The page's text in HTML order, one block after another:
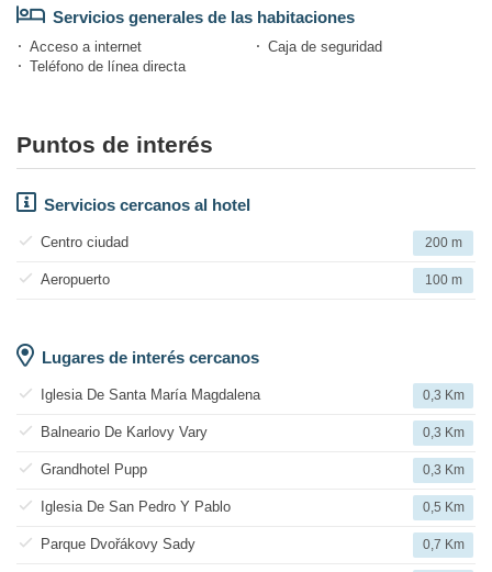
Servicios generales de las habitaciones
Acceso a internet
Caja de seguridad
Teléfono de línea directa
Puntos de interés
Servicios cercanos al hotel
Centro ciudad 200 m
Aeropuerto 100 m
Lugares de interés cercanos
Iglesia De Santa María Magdalena 0,3 Km
Balneario De Karlovy Vary 0,3 Km
Grandhotel Pupp 0,3 Km
Iglesia De San Pedro Y Pablo 0,5 Km
Parque Dvořákovy Sady 0,7 Km